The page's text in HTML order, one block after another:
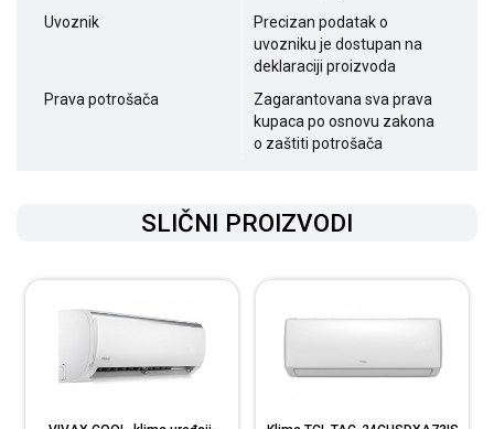
Uvoznik
Precizan podatak o
uvozniku je dostupan na
deklaraciji proizvoda
Prava potrošača
Zagarantovana sva prava
kupaca po osnovu zakona
o zaštiti potrošača
SLIČNI PROIZVODI